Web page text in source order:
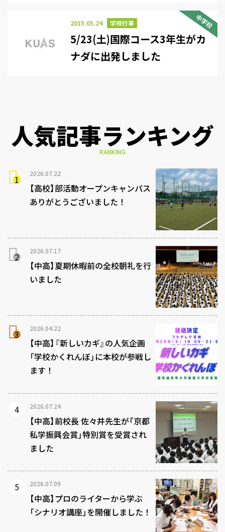
中学校
2015.05.24 学校行事
5/23(土)国際コース3年生がカ
ナダに出発しました
人気記事ランキング
RANKING
2026.07.22
【高校】部活動オープンキャンパス
ありがとうございました！
2026.07.17
【中高】夏期休暇前の全校朝礼を行
いました
2026.04.22
【中高】『新しいカギ』の人気企画
「学校かくれんぼ」に本校が参戦し
ます！
2026.07.24
【中高】前校長 佐々井先生が「京都
私学振興会賞」特別賞を受賞され
ました
2026.07.09
【中高】プロのライターから学ぶ
「シナリオ講座」を開催しました！